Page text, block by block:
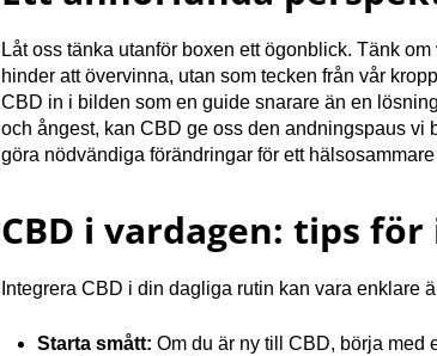
Låt oss tänka utanför boxen ett ögonblick. Tänk
hinder att övervinna, utan som tecken från vår
CBD in i bilden som en guide snarare än en
och ångest, kan CBD ge oss den andningspaus vi
göra nödvändiga förändringar för ett hälsosammare
CBD i vardagen: tips
Integrera CBD i din dagliga rutin kan vara enklare
Starta smått: Om du är ny till CBD, börja med